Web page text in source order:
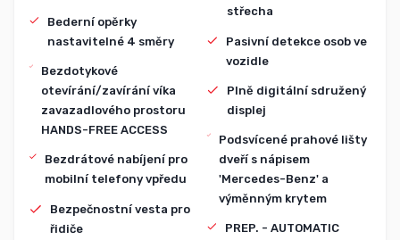
Bederní opěrky
nastavitelné 4 směry
Bezdotykové
otevírání/zavírání víka
zavazadlového prostoru
HANDS-FREE ACCESS
Bezdrátové nabíjení pro
mobilní telefony vpředu
Bezpečnostní vesta pro
řidiče
střecha
Pasivní detekce osob ve
vozidle
Plně digitální sdružený
displej
Podsvícené prahové lišty
dveří s nápisem
'Mercedes-Benz' a
výměnným krytem
PREP. - AUTOMATIC